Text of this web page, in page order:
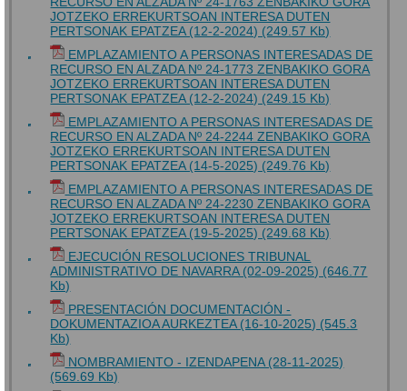
JOTZEKO ERREKURTSOAN INTERESA DUTEN
PERTSONAK EPATZEA (12-2-2024) (249.57 Kb)
EMPLAZAMIENTO A PERSONAS INTERESADAS DE
RECURSO EN ALZADA Nº 24-1773 ZENBAKIKO GORA
JOTZEKO ERREKURTSOAN INTERESA DUTEN
PERTSONAK EPATZEA (12-2-2024) (249.15 Kb)
EMPLAZAMIENTO A PERSONAS INTERESADAS DE
RECURSO EN ALZADA Nº 24-2244 ZENBAKIKO GORA
JOTZEKO ERREKURTSOAN INTERESA DUTEN
PERTSONAK EPATZEA (14-5-2025) (249.76 Kb)
EMPLAZAMIENTO A PERSONAS INTERESADAS DE
RECURSO EN ALZADA Nº 24-2230 ZENBAKIKO GORA
JOTZEKO ERREKURTSOAN INTERESA DUTEN
PERTSONAK EPATZEA (19-5-2025) (249.68 Kb)
EJECUCIÓN RESOLUCIONES TRIBUNAL
ADMINISTRATIVO DE NAVARRA (02-09-2025) (646.77
Kb)
PRESENTACIÓN DOCUMENTACIÓN -
DOKUMENTAZIOA AURKEZTEA (16-10-2025) (545.3
Kb)
NOMBRAMIENTO - IZENDAPENA (28-11-2025)
(569.69 Kb)